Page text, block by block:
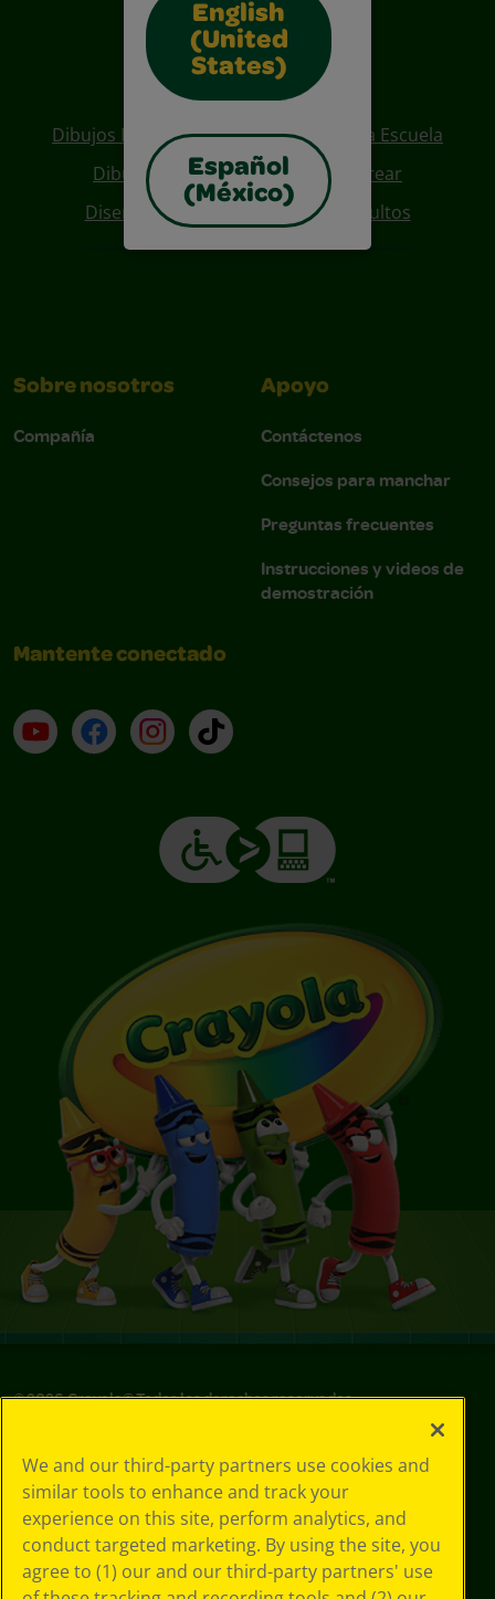
English
(United
States)
Español
(México)
Also of Interest
Dibujos Para Colorear De Regreso A La Escuela
Dibujos De Personajes Para Colorear
Diseños Para Coloreables Para Adultos
Sobre nosotros
Compañía
Apoyo
Contáctenos
Consejos para manchar
Preguntas frecuentes
Instrucciones y videos de
demostración
Mantente conectado
YouTube (en inglés)
Facebook (en inglés)
Instagram (en inglés)
TikTok
©2026Crayola® Todos los derechos reservados.
de privacidad
Política de
privacidad
Términos de SMS
GDPR
Aviso de
We and our third-party partners use cookies and
similar tools to enhance and track your
experience on this site, perform analytics, and
conduct targeted marketing. By using the site, you
agree to (1) our and our third-party partners' use